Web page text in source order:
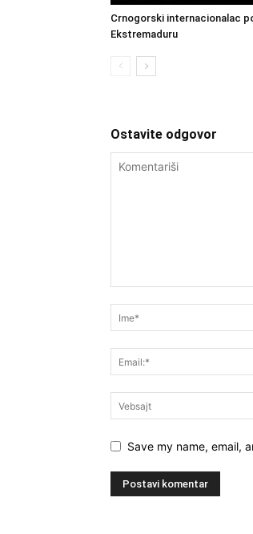
Crnogorski internacionalac
Ekstremaduru
Ostavite odgovor
Save my name, email,